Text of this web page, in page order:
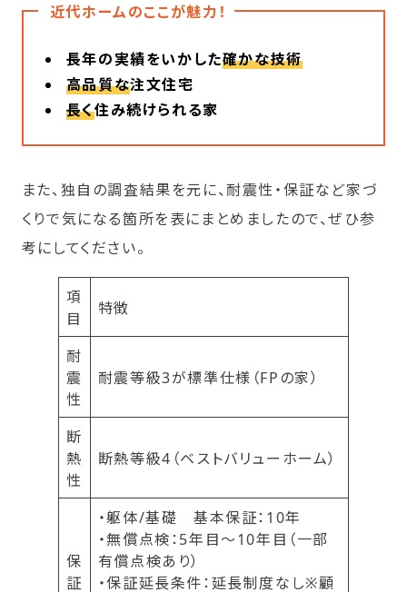
近代ホームのここが魅力！
長年の実績をいかした確かな技術
高品質な注文住宅
長く住み続けられる家
また、独自の調査結果を元に、耐震性・保証など家づ
くりで気になる箇所を表にまとめましたので、ぜひ参
考にしてください。
項
目
特徴
耐
震
性
耐震等級3が標準仕様（FPの家）
断
熱
性
断熱等級4（ベストバリューホーム）
保
証
・躯体/基礎 基本保証：10年
・無償点検：5年目～10年目（一部
有償点検あり）
・保証延長条件：延長制度なし※顧